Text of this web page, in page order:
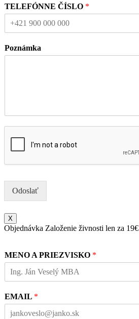
TELEFÓNNE ČÍSLO *
Poznámka
Odoslať
X
Objednávka Založenie živnosti len za 19€
MENO A PRIEZVISKO *
EMAIL *